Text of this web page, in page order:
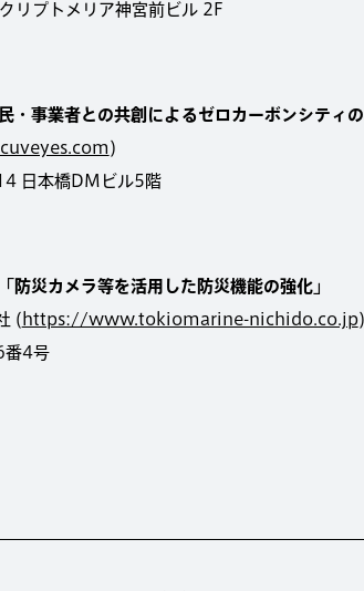
リプトメリア神宮前ビル 2F
・事業者との共創によるゼロカーボンシティの
)
日本橋DMビル5階
災カメラ等を活用した防災機能の強化」
( https://www.tokiomarine-nichido.co.jp)
番4号